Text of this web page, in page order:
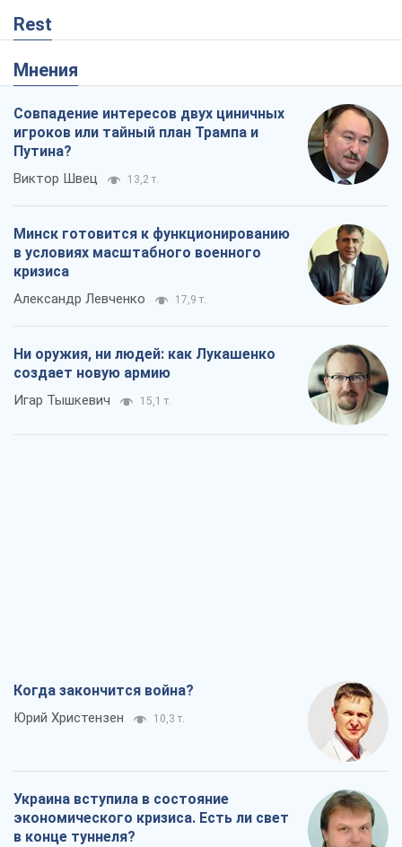
Rest
Мнения
Совпадение интересов двух циничных
игроков или тайный план Трампа и
Путина?
Виктор Швец 13,2 т.
Минск готовится к функционированию
в условиях масштабного военного
кризиса
Александр Левченко 17,9 т.
Ни оружия, ни людей: как Лукашенко
создает новую армию
Игар Тышкевич 15,1 т.
Когда закончится война?
Юрий Христензен 10,3 т.
Украина вступила в состояние
экономического кризиса. Есть ли свет
в конце туннеля?